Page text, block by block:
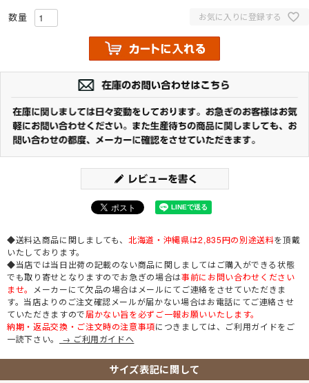
お気に入りに登録する
◆送料込商品に関しましても、北海道・沖縄県は2,835円の別途送料を頂戴
いたしております。
◆当店では当日出荷の記載のない商品に関しましてはご購入ができる状態
でも取り寄せとなりますのでお急ぎの場合は事前にお問い合わせください
ませ。
メーカーにて欠品の場合はメールにてご連絡をさせていただきま
す。当店よりのご注文確認メールが届かない場合はお電話にてご連絡させ
ていただきますので届かない旨を必ずご一報お願いいたします。
納期・返品交換・ご注文時の注意事項につきましては、ご利用ガイドをご
一読下さい。
→ ご利用ガイドへ
サイズ表記に関して